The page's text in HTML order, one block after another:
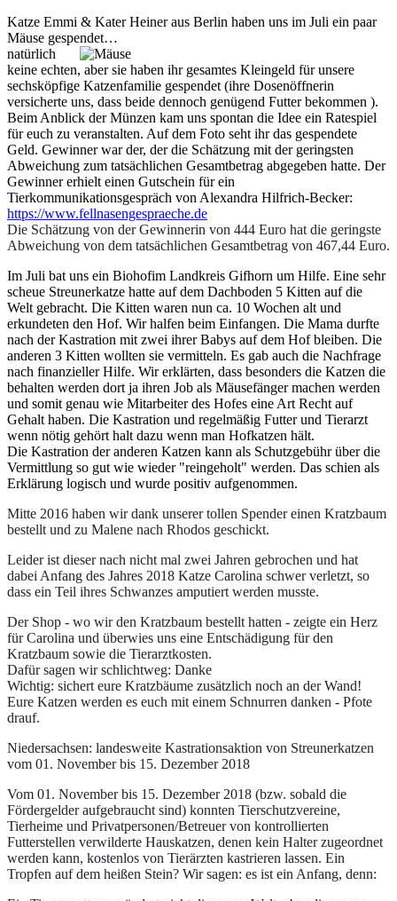
Katze Emmi & Kater Heiner aus Berlin haben uns im Juli ein paar
Mäuse gespendet…
natürlich
keine echten, aber sie haben ihr gesamtes Kleingeld für unsere
sechsköpfige Katzenfamilie gespendet (ihre Dosenöffnerin
versicherte uns, dass beide dennoch genügend Futter bekommen ).
Beim Anblick der Münzen kam uns spontan die Idee ein Ratespiel
für euch zu veranstalten. Auf dem Foto seht ihr das gespendete
Geld. Gewinner war der, der die Schätzung mit der geringsten
Abweichung zum tatsächlichen Gesamtbetrag abgegeben hatte. Der
Gewinner erhielt einen Gutschein für ein
Tierkommunikationsgespräch von Alexandra Hilfrich-Becker:
https://www.fellnasengespraeche.de
Die Schätzung von der Gewinnerin von 444 Euro hat die geringste
Abweichung von dem tatsächlichen Gesamtbetrag von 467,44 Euro.
Im Juli bat uns ein Biohofim Landkreis Gifhorn um Hilfe. Eine sehr
scheue Streunerkatze hatte auf dem Dachboden 5 Kitten auf die
Welt gebracht. Die Kitten waren nun ca. 10 Wochen alt und
erkundeten den Hof. Wir halfen beim Einfangen. Die Mama durfte
nach der Kastration mit zwei ihrer Babys auf dem Hof bleiben. Die
anderen 3 Kitten wollten sie vermitteln. Es gab auch die Nachfrage
nach finanzieller Hilfe. Wir erklärten, dass besonders die Katzen die
behalten werden dort ja ihren Job als Mäusefänger machen werden
und somit genau wie Mitarbeiter des Hofes eine Art Recht auf
Gehalt haben. Die Kastration und regelmäßig Futter und Tierarzt
wenn nötig gehört halt dazu wenn man Hofkatzen hält.
Die Kastration der anderen Katzen kann als Schutzgebühr über die
Vermittlung so gut wie wieder "reingeholt" werden. Das schien als
Erklärung logisch und wurde positiv aufgenommen.
Mitte 2016 haben wir dank unserer tollen Spender einen Kratzbaum
bestellt und zu Malene nach Rhodos geschickt.
Leider ist dieser nach nicht mal zwei Jahren gebrochen und hat
dabei Anfang des Jahres 2018 Katze Carolina schwer verletzt, so
dass ein Teil ihres Schwanzes amputiert werden musste.
Der Shop - wo wir den Kratzbaum bestellt hatten - zeigte ein Herz
für Carolina und überwies uns eine Entschädigung für den
Kratzbaum sowie die Tierarztkosten.
Dafür sagen wir schlichtweg: Danke
Wichtig: sichert eure Kratzbäume zusätzlich noch an der Wand!
Eure Katzen werden es euch mit einem Schnurren danken - Pfote
drauf.
Niedersachsen: landesweite Kastrationsaktion von Streunerkatzen
vom 01. November bis 15. Dezember 2018
Vom 01. November bis 15. Dezember 2018 (bzw. sobald die
Fördergelder aufgebraucht sind) konnten Tierschutzvereine,
Tierheime und Privatpersonen/Betreuer von kontrollierten
Futterstellen verwilderte Hauskatzen, denen kein Halter zugeordnet
werden kann, kostenlos von Tierärzten kastrieren lassen. Ein
Tropfen auf dem heißen Stein? Wir sagen: es ist ein Anfang, denn: